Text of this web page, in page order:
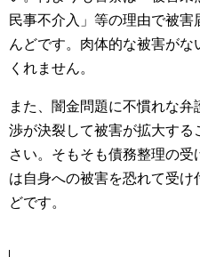
民事不介入」等の理由で被
んどです。肉体的な被害が
くれません。
また、闇金問題に不慣れな
渉が決裂して被害が拡大す
さい。そもそも債務整理の
は自身への被害を恐れて受
どです。